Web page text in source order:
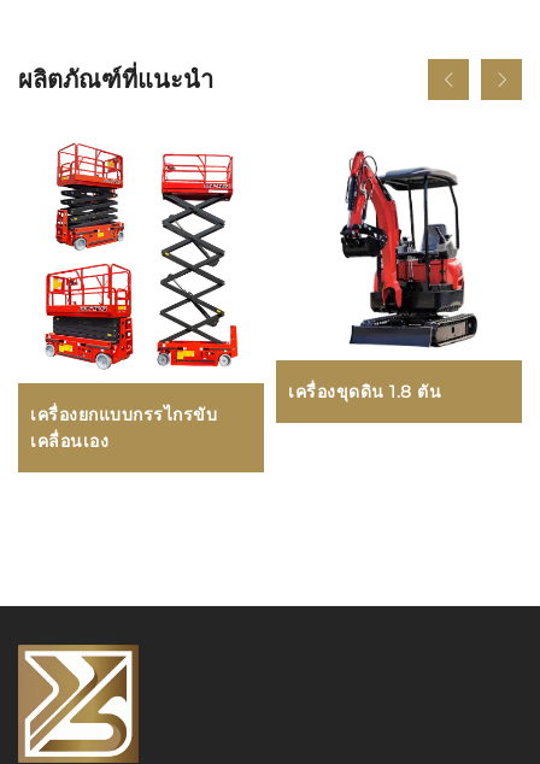
ผลิตภัณฑ์ที่แนะนำ
เครื่องยกแบบกรรไกรขับ
เคลื่อนเอง
เครื่องขุดดิน 1.8 ตัน